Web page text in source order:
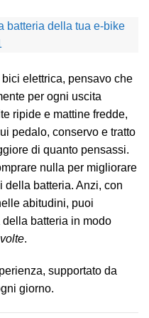
elettrica, pensavo che
per ogni uscita
ripide e mattine fredde,
pedalo, conservo e tratto
di quanto pensassi.
nulla per migliorare
batteria. Anzi, con
abitudini, puoi
della batteria in modo
.
supportato da
giorno.